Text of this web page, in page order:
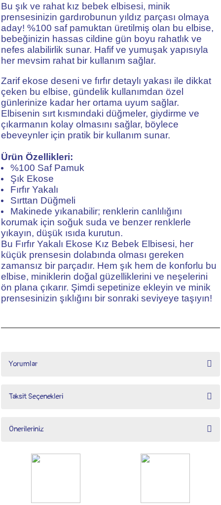
Bu şık ve rahat kız bebek elbisesi, minik
prensesinizin gardırobunun yıldız parçası olmaya
aday! %100 saf pamuktan üretilmiş olan bu elbise,
bebeğinizin hassas cildine gün boyu rahatlık ve
nefes alabilirlik sunar. Hafif ve yumuşak yapısıyla
her mevsim rahat bir kullanım sağlar.
Zarif ekose deseni ve fırfır detaylı yakası ile dikkat
çeken bu elbise, gündelik kullanımdan özel
günlerinize kadar her ortama uyum sağlar.
Elbisenin sırt kısmındaki düğmeler, giydirme ve
çıkarmanın kolay olmasını sağlar, böylece
ebeveynler için pratik bir kullanım sunar.
Ürün Özellikleri:
%100 Saf Pamuk
Şık Ekose
Fırfır Yakalı
Sırttan Düğmeli
Makinede yıkanabilir; renklerin canlılığını
korumak için soğuk suda ve benzer renklerle
yıkayın, düşük ısıda kurutun.
Bu Fırfır Yakalı Ekose Kız Bebek Elbisesi, her
küçük prensesin dolabında olması gereken
zamansız bir parçadır. Hem şık hem de konforlu bu
elbise, miniklerin doğal güzelliklerini ve neşelerini
ön plana çıkarır. Şimdi sepetinize ekleyin ve minik
prensesinizin şıklığını bir sonraki seviyeye taşıyın!
Yorumlar
Taksit Seçenekleri
Önerileriniz
Bu ürünün fiyat bilgisi, resim, ürün açıklamalarında ve diğer konularda yetersiz
gördüğünüz noktaları öneri formunu kullanarak tarafımıza iletebilirsiniz.